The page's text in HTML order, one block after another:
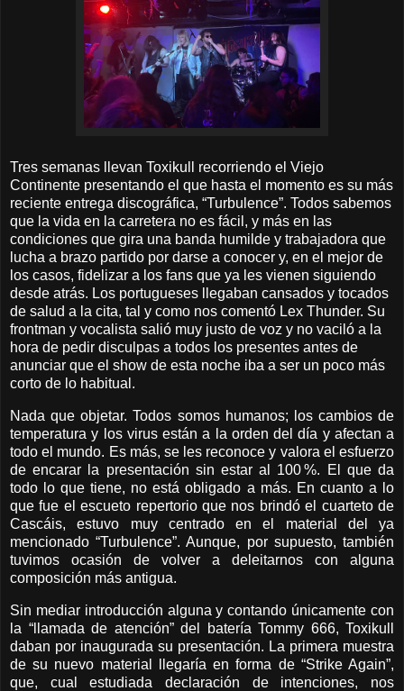
Tres semanas llevan Toxikull recorriendo el Viejo
Continente presentando el que hasta el momento es su más
reciente entrega discográfica, “Turbulence”. Todos sabemos
que la vida en la carretera no es fácil, y más en las
condiciones que gira una banda humilde y trabajadora que
lucha a brazo partido por darse a conocer y, en el mejor de
los casos, fidelizar a los fans que ya les vienen siguiendo
desde atrás. Los portugueses llegaban cansados y tocados
de salud a la cita, tal y como nos comentó Lex Thunder. Su
frontman y vocalista salió muy justo de voz y no vaciló a la
hora de pedir disculpas a todos los presentes antes de
anunciar que el show de esta noche iba a ser un poco más
corto de lo habitual.
Nada que objetar. Todos somos humanos; los cambios de
temperatura y los virus están a la orden del día y afectan a
todo el mundo. Es más, se les reconoce y valora el esfuerzo
de encarar la presentación sin estar al 100 %. El que da
todo lo que tiene, no está obligado a más. En cuanto a lo
que fue el escueto repertorio que nos brindó el cuarteto de
Cascáis, estuvo muy centrado en el material del ya
mencionado “Turbulence”. Aunque, por supuesto, también
tuvimos ocasión de volver a deleitarnos con alguna
composición más antigua.
Sin mediar introducción alguna y contando únicamente con
la “llamada de atención” del batería Tommy 666, Toxikull
daban por inaugurada su presentación. La primera muestra
de su nuevo material llegaría en forma de “Strike Again”,
que, cual estudiada declaración de intenciones, nos